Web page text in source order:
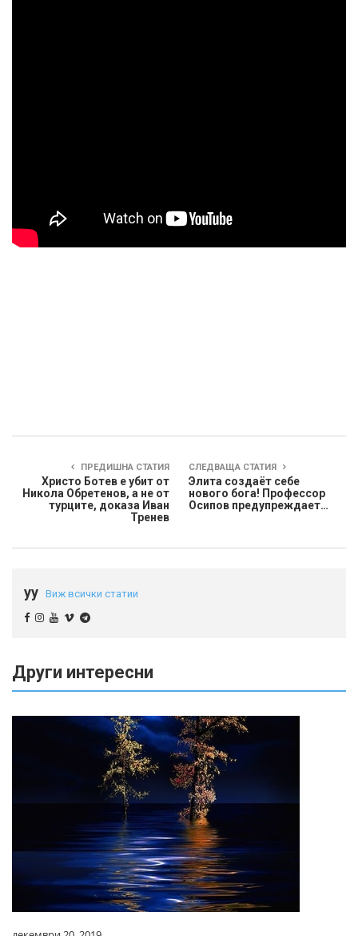
ПРЕДИШНА СТАТИЯ
Христо Ботев е убит от
Никола Обретенов, а не от
турците, доказа Иван
Тренев
СЛЕДВАЩА СТАТИЯ
Элита создаёт себе
нового бога! Профессор
Осипов предупреждает…
yy Виж всички статии
Други интересни